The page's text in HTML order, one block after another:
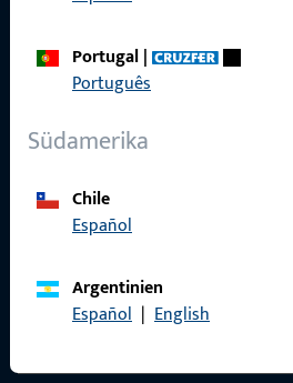
Portugal|
Português
Südamerika
Chile
Español
Argentinien
Español | EnglishProduktkatalog